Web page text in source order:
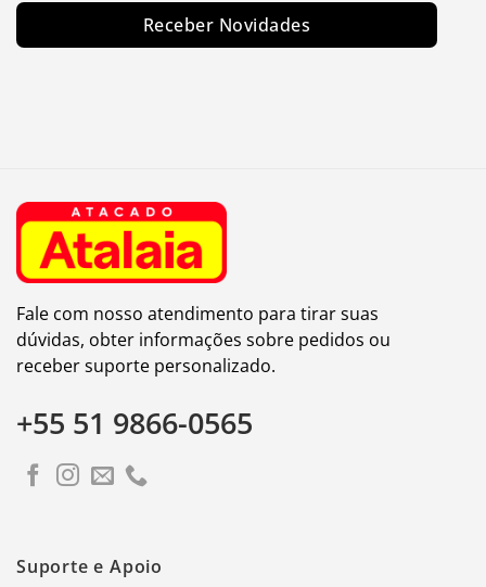
Receber Novidades
Fale com nosso atendimento para tirar suas
dúvidas, obter informações sobre pedidos ou
receber suporte personalizado.
+55 51 9866-0565
Suporte e Apoio